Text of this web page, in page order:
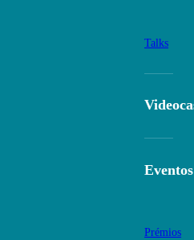
Talks
Eventos
Prémios